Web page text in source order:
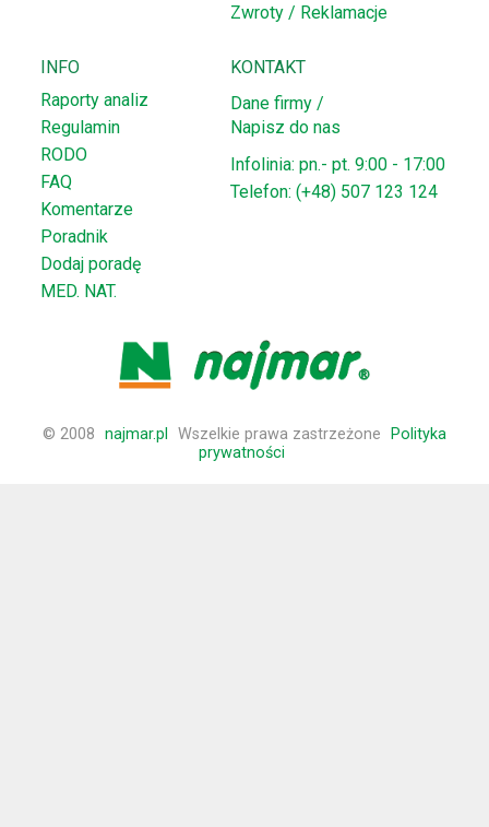
Zwroty / Reklamacje
INFO
Raporty analiz
Regulamin
RODO
FAQ
Komentarze
Poradnik
Dodaj poradę
MED. NAT.
KONTAKT
Dane firmy /
Napisz do nas
Infolinia: pn.- pt. 9:00 - 17:00
Telefon: (+48) 507 123 124
© 2008 najmar.pl Wszelkie prawa zastrzeżone
Polityka
prywatności